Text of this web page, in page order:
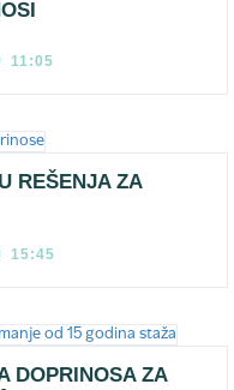
11:05
REŠENJA ZA
15:45
DOPRINOSA ZA